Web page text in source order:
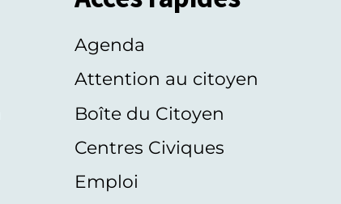
Agenda
Attention au citoyen
Boîte du Citoyen
Centres Civiques
Emploi